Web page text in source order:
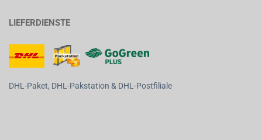
LIEFERDIENSTE
DHL-Paket, DHL-Pakstation & DHL-Postfiliale